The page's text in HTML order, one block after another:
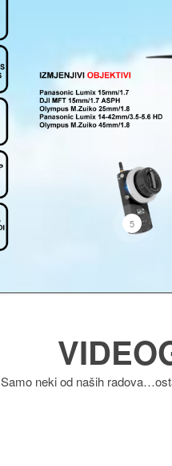
5
Samo neki od naših